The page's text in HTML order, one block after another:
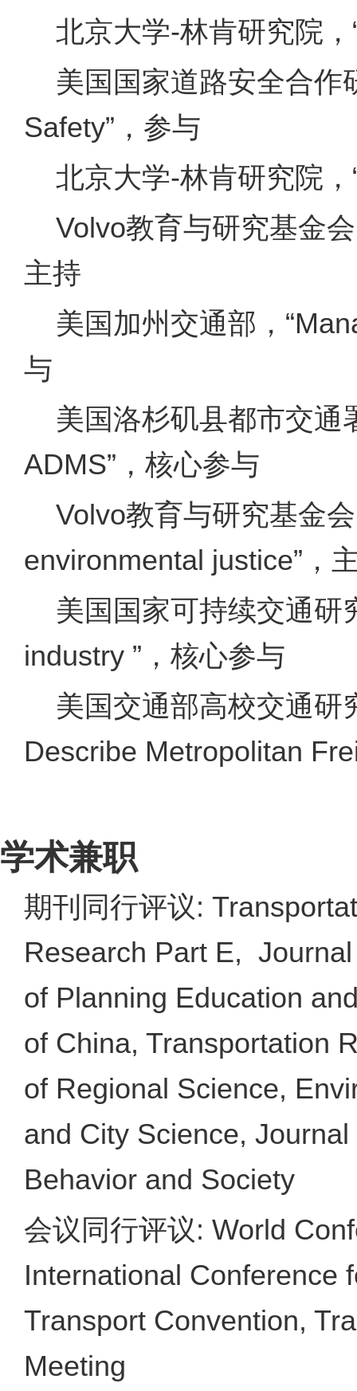
北京大学-林肯研究院，
美国国家道路安全合作
Safety”，参与
北京大学-林肯研究院，
Volvo教育与研究基金会
主持
美国加州交通部，
与
美国洛杉矶县都市交通
ADMS”，核心参与
Volvo教育与研究基金
environmental justice”，
美国国家可持续交通研
industry ”，核心参与
美国交通部高校交通研
Describe Metropolitan
学术兼职
期刊同行评议:
Research Part E,
of Planning Education
of China, Transportation
of Regional Science,
and City Science,
Behavior and Society
会议同行评议: World
International Conference
Transport Convention,
Meeting